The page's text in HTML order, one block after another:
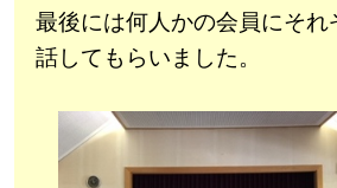
最後には何人かの会員にそ
話してもらいました。